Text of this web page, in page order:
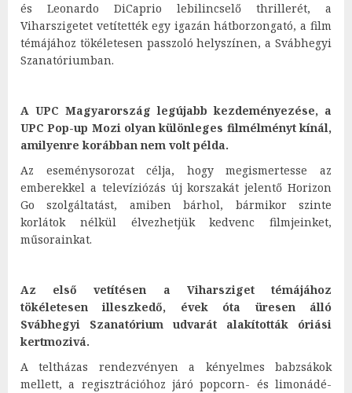
és Leonardo DiCaprio lebilincselő thrillerét, a
Viharszigetet vetítették egy igazán hátborzongató, a film
témájához tökéletesen passzoló helyszínen, a Svábhegyi
Szanatóriumban.
A UPC Magyarország legújabb kezdeményezése, a
UPC Pop-up Mozi olyan különleges filmélményt kínál,
amilyenre korábban nem volt példa.
Az eseménysorozat célja, hogy megismertesse az
emberekkel a televíziózás új korszakát jelentő Horizon
Go szolgáltatást, amiben bárhol, bármikor szinte
korlátok nélkül élvezhetjük kedvenc filmjeinket,
műsorainkat.
Az első vetítésen a Viharsziget témájához
tökéletesen illeszkedő, évek óta üresen álló
Svábhegyi Szanatórium udvarát alakították óriási
kertmozivá.
A teltházas rendezvényen a kényelmes babzsákok
mellett, a regisztrációhoz járó popcorn- és limonádé-